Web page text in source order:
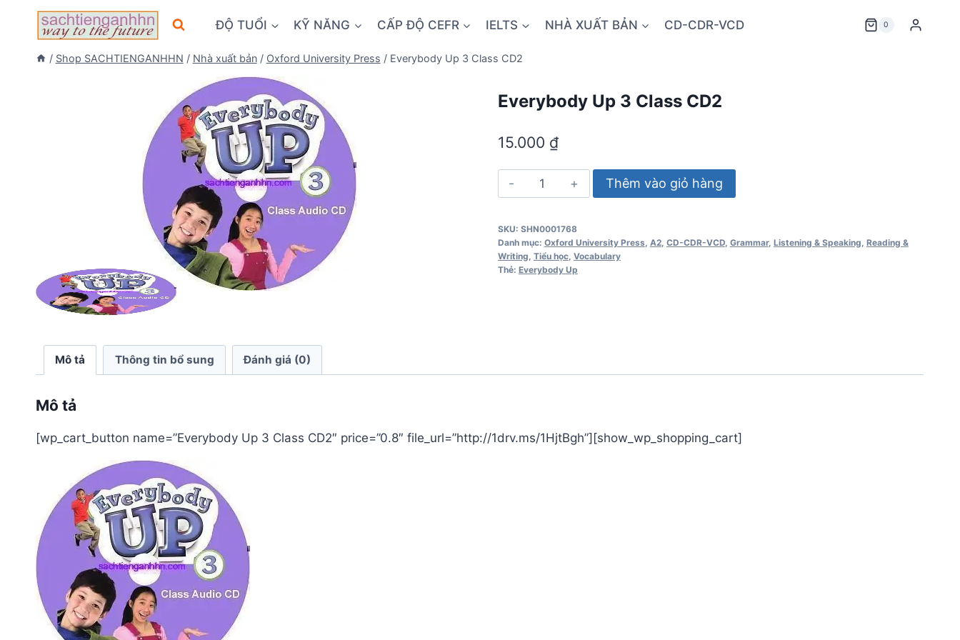
ĐỘ TUỔI KỸ NĂNG CẤP ĐỘ CEFR IELTS NHÀ XUẤT BẢN CD-CDR-VCD 0
/ Shop SACHTIENGANHHN / Nhà xuất bản / Oxford University Press / Everybody Up 3 Class CD2
Everybody Up 3 Class CD2
15.000 ₫
Everybody
Up
Class
CD2
số
Thêm vào giỏ hàng
SKU: SHN0001768
Danh mục: Oxford University Press A2, CD-CDR-VCD, Grammar, Listening & Speaking Reading &
Writing Tiểu học, Vocabulary
Thẻ: Everybody Up
Mô tả Thông tin bổ sung Đánh giá (0)
Mô tả
[wp_cart_button name=”Everybody Up 3 Class CD2″ price=”0.8″ file_url=”http://1drv.ms/1HjtBgh”][show_wp_shopping_cart]